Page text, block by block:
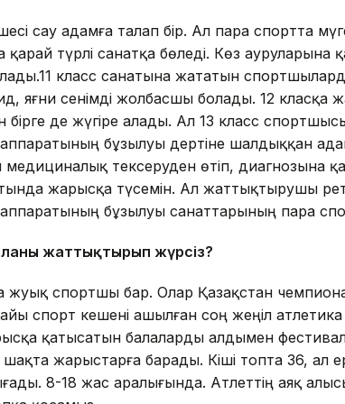
сау адамға талап бір. Ал пара спортта
қарай түрлі санатқа бөледі. Көз ауруларына
класс санатына жататын
яғни сенімді жолбасшы болады. 12 класқа
бірге де жүгіре алады. Ал 13 класс
бұзылуы дертіне шалдыққан
тексеруден өтіп, диагнозына
жарысқа түсемін. Ал жаттықтырушы
аппаратының бұзылуы санаттарының пара
жаттықтырып жүрсіз?
жуық спортшы бар. Олар Қазақстан
спорт кешені ашылған соң жеңіл
қатысатын балаларды алдымен
шақта жарыстарға барады. Кіші топта 36, ал
8-18 жас аралығында. Атлеттің аяқ